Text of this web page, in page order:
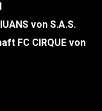
von S.A.S.
FC CIRQUE von